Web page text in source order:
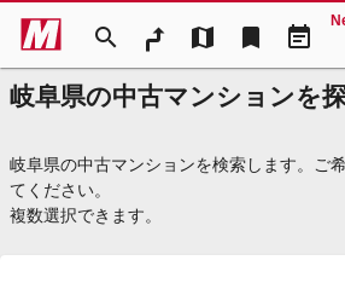
search map bookmark event_note
岐阜県の中古マンションを
岐阜県の中古マンションを検索します。ご
てください。
複数選択できます。